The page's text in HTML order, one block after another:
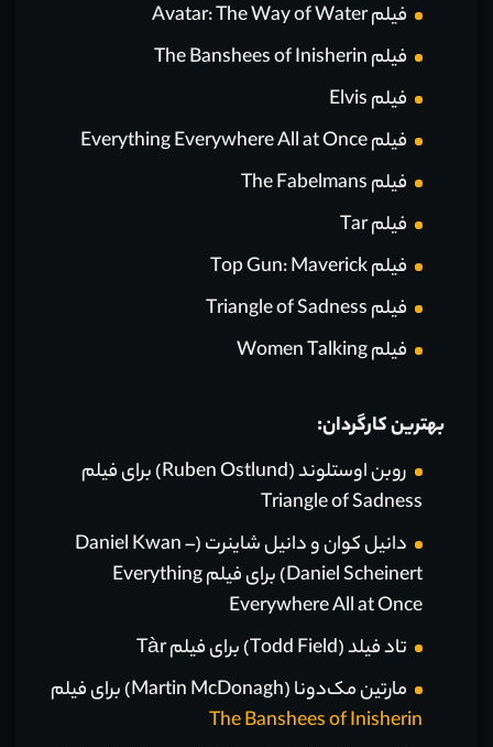
فیلم Avatar: The Way of Water
فیلم The Banshees of Inisherin
فیلم Elvis
فیلم Everything Everywhere All at Once
فیلم The Fabelmans
فیلم Tar
فیلم Top Gun: Maverick
فیلم Triangle of Sadness
فیلم Women Talking
بهترین کارگردان:
روبن اوستلوند (Ruben Ostlund) برای فیلم
Triangle of Sadness
دانیل کوان و دانیل شاینرت (Daniel Kwan –
Daniel Scheinert) برای فیلم Everything
Everywhere All at Once
تاد فیلد (Todd Field) برای فیلم Tàr
مارتین مک‌دونا (Martin McDonagh) برای فیلم
The Banshees of Inisherin